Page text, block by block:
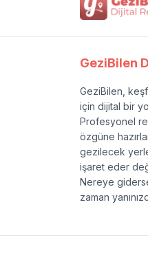
GeziBilen
GeziBilen,
için dijital bir
Profesyonel
özgüne
gezilecek
işaret eder
Nereye
zaman